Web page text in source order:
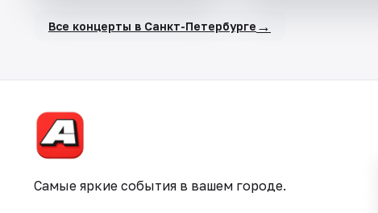
Все концерты в Санкт-Петербурге →
Самые яркие события в вашем городе.